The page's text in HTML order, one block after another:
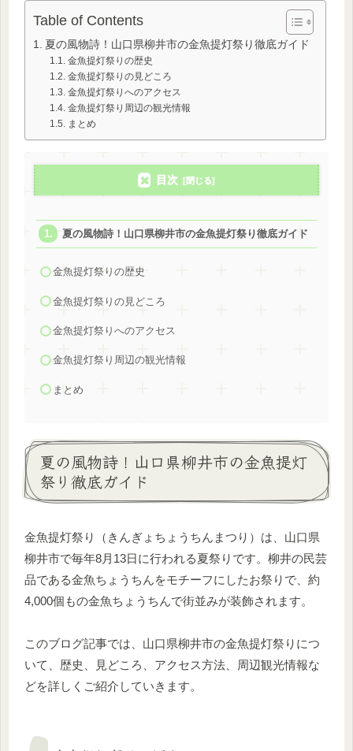
Table of Contents
夏の風物詩！山口県柳井市の金魚提灯祭り徹底ガイド
金魚提灯祭りの歴史
金魚提灯祭りの見どころ
金魚提灯祭りへのアクセス
金魚提灯祭り周辺の観光情報
まとめ
目次
夏の風物詩！山口県柳井市の金魚提灯祭り徹底ガイド
金魚提灯祭りの歴史
金魚提灯祭りの見どころ
金魚提灯祭りへのアクセス
金魚提灯祭り周辺の観光情報
まとめ
夏の風物詩！山口県柳井市の金魚提灯
祭り徹底ガイド
金魚提灯祭り（きんぎょちょうちんまつり）は、山口県
柳井市で毎年8月13日に行われる夏祭りです。柳井の民芸
品である金魚ちょうちんをモチーフにしたお祭りで、約
4,000個もの金魚ちょうちんで街並みが装飾されます。
このブログ記事では、山口県柳井市の金魚提灯祭りにつ
いて、歴史、見どころ、アクセス方法、周辺観光情報な
どを詳しくご紹介していきます。